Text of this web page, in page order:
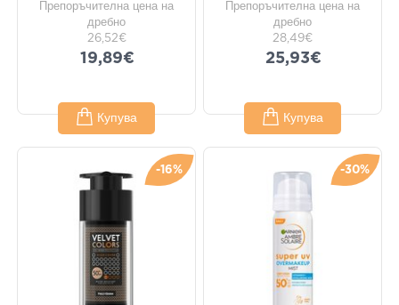
Препоръчителна цена на
дребно
26,52€
19,89€
Купува
Препоръчителна цена на
дребно
28,49€
25,93€
Купува
-16% -30%